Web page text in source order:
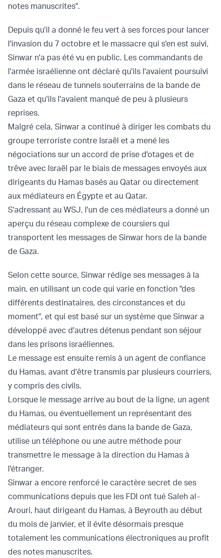
notes manuscrites".
Depuis qu'il a donné le feu vert à ses forces pour lancer
l'invasion du 7 octobre et le massacre qui s'en est suivi,
Sinwar n'a pas été vu en public. Les commandants de
l'armée israélienne ont déclaré qu'ils l'avaient poursuivi
dans le réseau de tunnels souterrains de la bande de
Gaza et qu'ils l'avaient manqué de peu à plusieurs
reprises.
Malgré cela, Sinwar a continué à diriger les combats du
groupe terroriste contre Israël et a mené les
négociations sur un accord de prise d'otages et de
trêve avec Israël par le biais de messages envoyés aux
dirigeants du Hamas basés au Qatar ou directement
aux médiateurs en Égypte et au Qatar.
S'adressant au WSJ, l'un de ces médiateurs a donné un
aperçu du réseau complexe de coursiers qui
transportent les messages de Sinwar hors de la bande
de Gaza.
Selon cette source, Sinwar rédige ses messages à la
main, en utilisant un code qui varie en fonction "des
différents destinataires, des circonstances et du
moment", et qui est basé sur un système que Sinwar a
développé avec d'autres détenus pendant son séjour
dans les prisons israéliennes.
Le message est ensuite remis à un agent de confiance
du Hamas, avant d'être transmis par plusieurs courriers,
y compris des civils.
Lorsque le message arrive au bout de la ligne, un agent
du Hamas, ou éventuellement un représentant des
médiateurs qui sont entrés dans la bande de Gaza,
utilise un téléphone ou une autre méthode pour
transmettre le message à la direction du Hamas à
l'étranger.
Sinwar a encore renforcé le caractère secret de ses
communications depuis que les FDI ont tué Saleh al-
Arouri, haut dirigeant du Hamas, à Beyrouth au début
du mois de janvier, et il évite désormais presque
totalement les communications électroniques au profit
des notes manuscrites.